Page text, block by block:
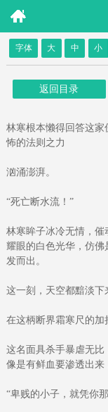
字体 大 中 小
返回目录
林寒根本懒得回答这
怖的法则之力
汹涌澎湃。
“死亡断水流！”
林寒眸子冰冷无情，催
耀眼的白色光华，仿
发而出。
这一刻，天空都黯淡下
在这柄断界霜寒尺的加
这名面具杀手暴虐无比
像是有鲜血要渗透出来
“卑贱的小子，就凭你